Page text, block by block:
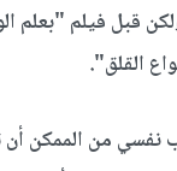
قبل فيلم
القلق".
من الممكن أن